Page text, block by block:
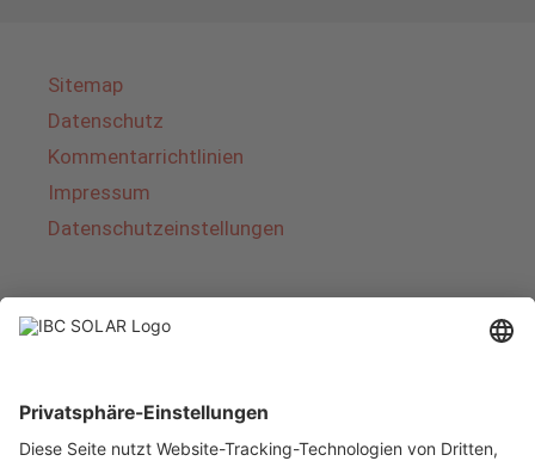
Sitemap
Datenschutz
Kommentarrichtlinien
Impressum
Datenschutzeinstellungen
Über IBC SOLAR
von Energielösungen und Dienstleistungen im
Bereich Photovoltaik und Speicher. Das